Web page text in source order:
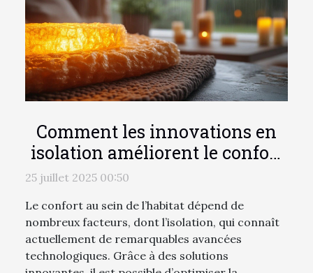
Comment les innovations en
isolation améliorent le confort
chez soi ?
25 juillet 2025 00:50
Le confort au sein de l’habitat dépend de
nombreux facteurs, dont l’isolation, qui connaît
actuellement de remarquables avancées
technologiques. Grâce à des solutions